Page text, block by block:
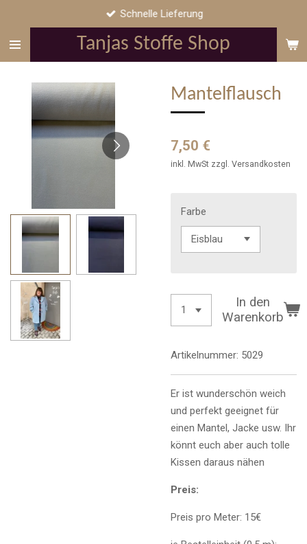
springen
Tanjas Stoffe Shop
Schnelle Lieferung
Mantelflausch
7,50 €
inkl. MwSt zzgl. Versandkosten
Farbe
In den
Warenkorb
Artikelnummer: 5029
Er ist wunderschön weich
und perfekt geeignet für
einen Mantel, Jacke usw. Ihr
könnt euch aber auch tolle
Kissen daraus nähen
Preis:
Preis pro Meter: 15€